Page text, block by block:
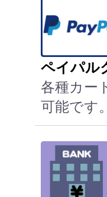
ペイパル
各種カー
可能です。